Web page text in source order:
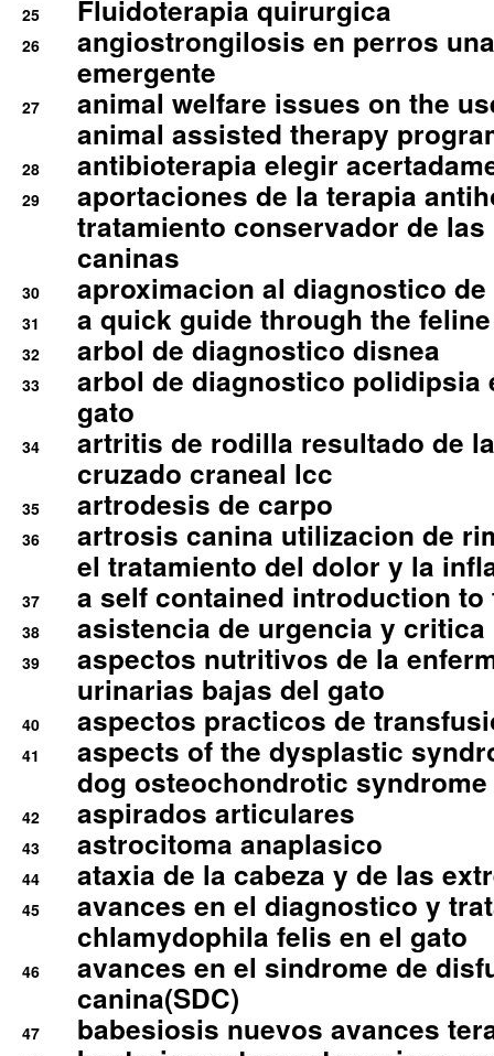
25 Fluidoterapia quirurgica
26
angiostrongilosis en perros
emergente
27
animal welfare issues on the
animal assisted therapy
28 antibioterapia elegir
29
aportaciones de la terapia
tratamiento conservador de
caninas
30 aproximacion al diagnostico
31 a quick guide through the
32 arbol de diagnostico disnea
33
arbol de diagnostico polidipsia
gato
34
artritis de rodilla resultado de
cruzado craneal lcc
35 artrodesis de carpo
36
artrosis canina utilizacion de
el tratamiento del dolor y la
37 a self contained introduction
38 asistencia de urgencia y
39
aspectos nutritivos de la
urinarias bajas del gato
40 aspectos practicos de
41
aspects of the dysplastic
dog osteochondrotic syndrome
42 aspirados articulares
43 astrocitoma anaplasico
44 ataxia de la cabeza y de las
45
avances en el diagnostico y
chlamydophila felis en el gato
46
avances en el sindrome de
canina(SDC)
47 babesiosis nuevos avances